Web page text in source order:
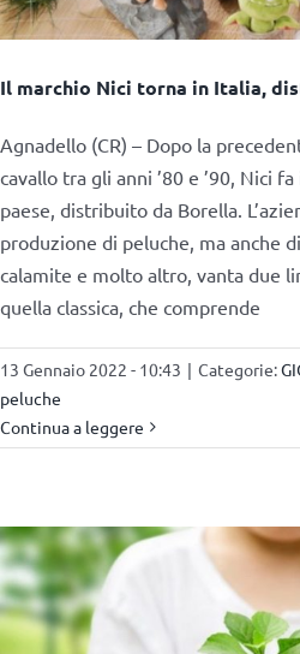
Il marchio Nici torna in Italia,
Agnadello (CR) – Dopo la
cavallo tra gli anni ’80 e ’90, Nici
paese, distribuito da Borella.
produzione di peluche, ma anche
calamite e molto altro, vanta due
quella classica, che comprende
13 Gennaio 2022 - 10:43 | Categorie:
peluche
Continua a leggere